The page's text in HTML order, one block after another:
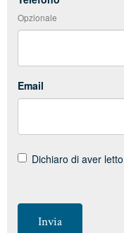
Opzionale
Email
Dichiaro di aver
Invia